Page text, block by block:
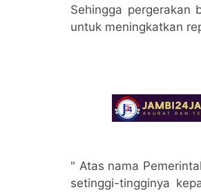
Sehingga pergerakan
untuk meningkatkan
" Atas nama
setinggi-tingginya